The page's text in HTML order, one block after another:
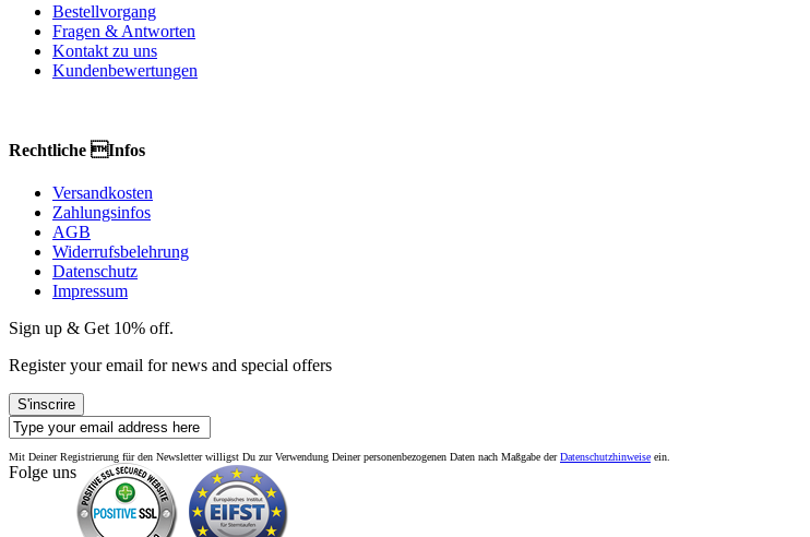
Bestellvorgang
Fragen & Antworten
Kontakt zu uns
Kundenbewertungen
Rechtliche Infos
Versandkosten
Zahlungsinfos
AGB
Widerrufsbelehrung
Datenschutz
Impressum
Sign up & Get 10% off.
Register your email for news and special offers
S'inscrire
Mit Deiner Registrierung für den Newsletter willigst Du zur Verwendung Deiner personenbezogenen Daten nach Maßgabe derDatenschutzhinweise ein.
Folge uns